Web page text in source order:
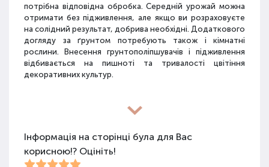
потрібна відповідна обробка. Середній урожай можна
отримати без підживлення, але якщо ви розраховуєте
на солідний результат, добрива необхідні. Додаткового
догляду за ґрунтом потребують також і кімнатні
рослини. Внесення грунтополіпшувачів і підживлення
відбивається на пишноті та тривалості цвітіння
декоративних культур.
Різновиди засобів для покращення
Для покращення поживних якостей ґрунту
використовуються різні види засобів: мінеральні
Інформація на сторінці була для Вас
корисною!? Оцініть!